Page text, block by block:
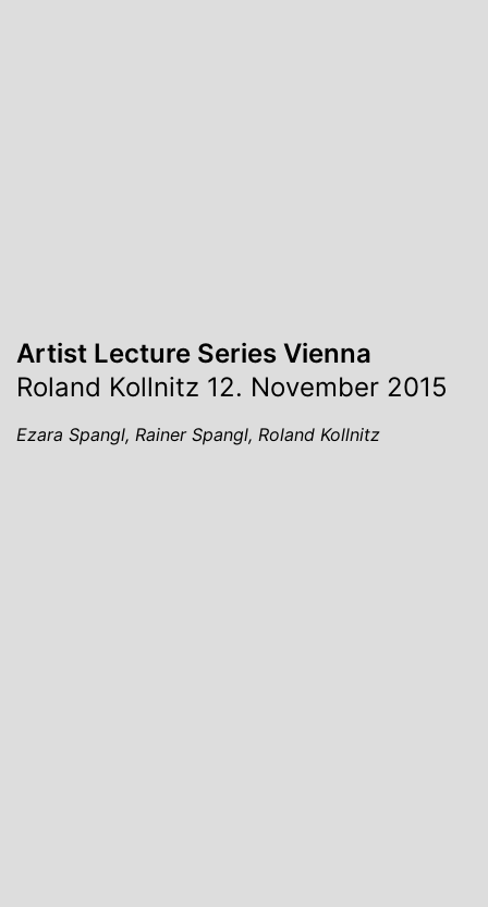
Artist Lecture Series Vienna
Roland Kollnitz 12. November 2015
Ezara Spangl, Rainer Spangl, Roland Kollnitz